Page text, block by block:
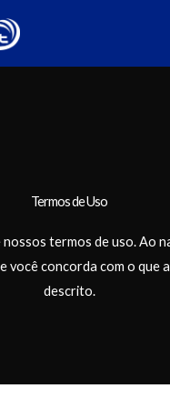
Termos de Uso
nossos termos de uso. Ao
você concorda com o que
descrito.